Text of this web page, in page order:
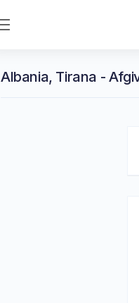
Albania, Tirana -